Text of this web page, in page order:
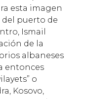
esta imagen
puerto de
Ismail
de la
albaneses
entonces
o
Kosovo,